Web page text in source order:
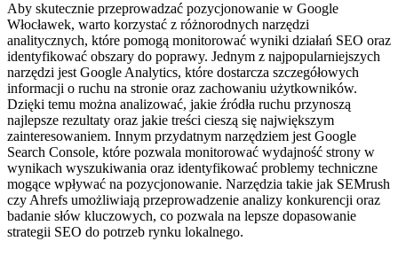
Aby skutecznie przeprowadzać pozycjonowanie w Google
Włocławek, warto korzystać z różnorodnych narzędzi
analitycznych, które pomogą monitorować wyniki działań SEO oraz
identyfikować obszary do poprawy. Jednym z najpopularniejszych
narzędzi jest Google Analytics, które dostarcza szczegółowych
informacji o ruchu na stronie oraz zachowaniu użytkowników.
Dzięki temu można analizować, jakie źródła ruchu przynoszą
najlepsze rezultaty oraz jakie treści cieszą się największym
zainteresowaniem. Innym przydatnym narzędziem jest Google
Search Console, które pozwala monitorować wydajność strony w
wynikach wyszukiwania oraz identyfikować problemy techniczne
mogące wpływać na pozycjonowanie. Narzędzia takie jak SEMrush
czy Ahrefs umożliwiają przeprowadzenie analizy konkurencji oraz
badanie słów kluczowych, co pozwala na lepsze dopasowanie
strategii SEO do potrzeb rynku lokalnego.